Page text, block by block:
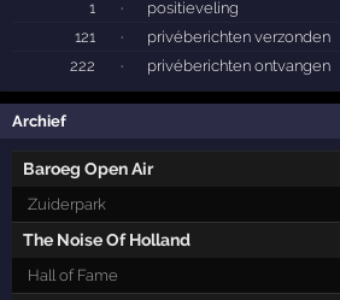
1
·
positieveling
121
·
privéberichten verzonden
222
· privéberichten ontvangen
Archief
Baroeg Open Air
Zuiderpark
The Noise Of Holland
Hall of Fame